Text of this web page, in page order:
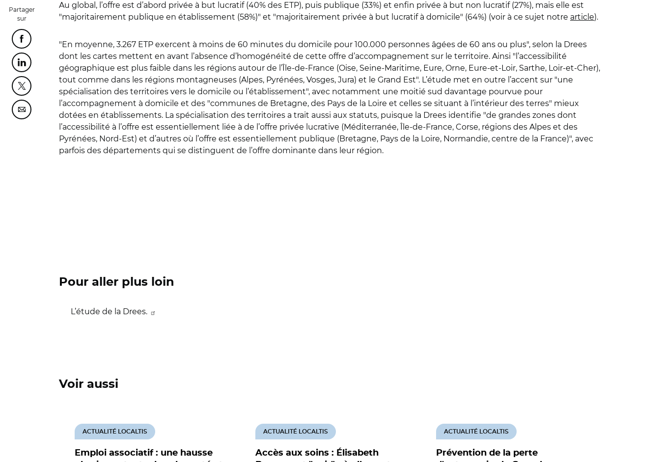
Partager
sur
Partager cette page sur Facebook
Partager cette page sur Linkedin
Partager cette page sur Twitter
Partager cette page sur Courriel
Au global, l’offre est d’abord privée à but lucratif (40% des ETP), puis publique (33%) et enfin privée à but non lucratif (27%), mais elle est
"majoritairement publique en établissement (58%)" et "majoritairement privée à but lucratif à domicile" (64%) (voir à ce sujet notre article).
"En moyenne, 3.267 ETP exercent à moins de 60 minutes du domicile pour 100.000 personnes âgées de 60 ans ou plus", selon la Drees
dont les cartes mettent en avant l’absence d’homogénéité de cette offre d’accompagnement sur le territoire. Ainsi " l’accessibilité
géographique est plus faible dans les régions autour de l’Île-de-France (Oise, Seine-Maritime, Eure, Orne, Eure-et-Loir, Sarthe, Loir-et-Cher),
tout comme dans les régions montagneuses (Alpes, Pyrénées, Vosges, Jura) et le Grand Est". L’étude met en outre l’accent sur "une
spécialisation des territoires vers le domicile ou l’établissement", avec notamment une moitié sud davantage pourvue pour
l’accompagnement à domicile et des "communes de Bretagne, des Pays de la Loire et celles se situant à l’intérieur des terres" mieux
dotées en établissements. La spécialisation des territoires a trait aussi aux statuts, puisque la Drees identifie "de grandes zones dont
l’accessibilité à l’offre est essentiellement liée à de l’offre privée lucrative (Méditerranée, Île-de-France, Corse, régions des Alpes et des
Pyrénées, Nord-Est) et d’autres où l’offre est essentiellement publique (Bretagne, Pays de la Loire, Normandie, centre de la France)", avec
parfois des départements qui se distinguent de l’offre dominante dans leur région.
Pour aller plus loin
L’étude de la Drees.
Voir aussi
Emploi associatif : une hausse
ACTUALITÉ LOCALTIS
Accès aux soins : Élisabeth
ACTUALITÉ LOCALTIS
Prévention de la perte
ACTUALITÉ LOCALTIS